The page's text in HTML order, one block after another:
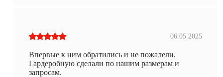
06.05.2025
Впервые к ним обратились и не пожалели.
Гардеробную сделали по нашим размерам и
запросам.